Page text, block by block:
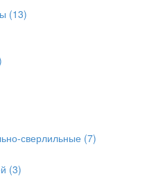
(13)
сверлильные (7)
(3)